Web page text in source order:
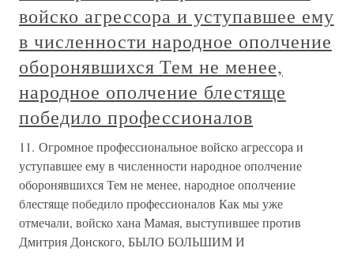
войско агрессора и уступавшее ему
в численности народное ополчение
оборонявшихся Тем не менее,
народное ополчение блестяще
победило профессионалов
11. Огромное профессиональное войско агрессора и
уступавшее ему в численности народное ополчение
оборонявшихся Тем не менее, народное ополчение
блестяще победило профессионалов Как мы уже
отмечали, войско хана Мамая, выступившее против
Дмитрия Донского, БЫЛО БОЛЬШИМ И